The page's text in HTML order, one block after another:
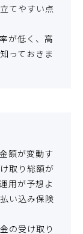
てやすい点
が低く、高
っておきま
額が変動す
取り総額が
用が予想よ
い込み保険
の受け取り